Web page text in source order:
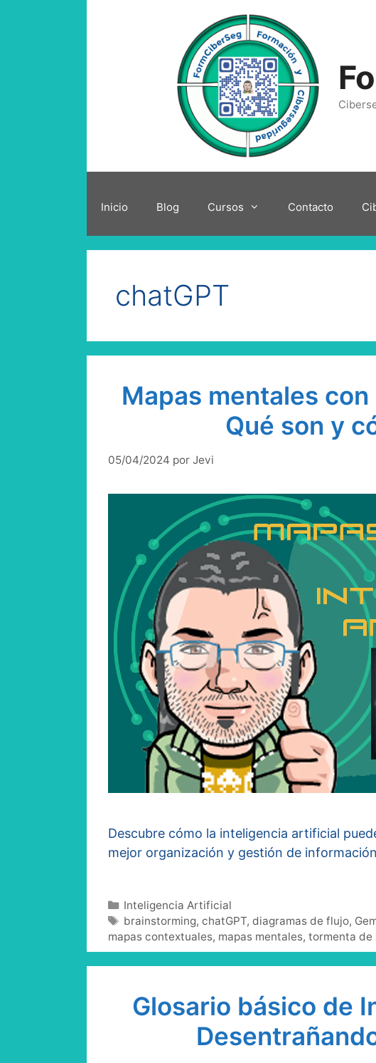
Inicio Blog Cursos Contacto
chatGPT
Mapas mentales
Qué son y
05/04/2024 por Jevi
Descubre cómo la inteligencia artificial
mejor organización y gestión de
Categorías
Inteligencia Artificial
Etiquetas
brainstorming,chatGPT,diagramas de flujo,
mapas contextuales, mapas mentales, tormenta de
Glosario básico de